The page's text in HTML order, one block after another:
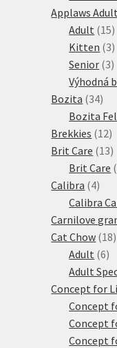
Applaws Adult
Adult 1515
Kitten 33
Senior 33
Výhodná
Bozita 3434
Bozita
Brekkies 1212
Brit Care 1313
Brit Care
Calibra 44
Calibra
Carnilove
Cat Chow 1818
Adult 66
Adult
Concept for
Concept
Concept
Concept